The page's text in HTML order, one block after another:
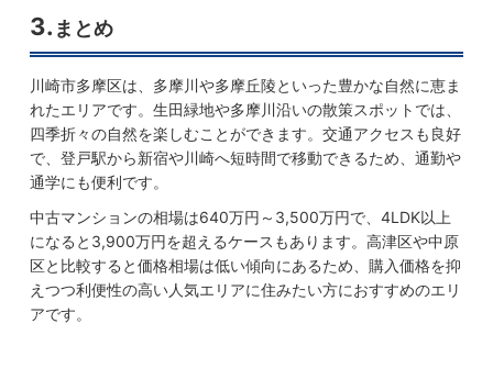
3. まとめ
川崎市多摩区は、多摩川や多摩丘陵といった豊かな自然に恵ま
れたエリアです。生田緑地や多摩川沿いの散策スポットでは、
四季折々の自然を楽しむことができます。交通アクセスも良好
で、登戸駅から新宿や川崎へ短時間で移動できるため、通勤や
通学にも便利です。
中古マンションの相場は640万円～3,500万円で、4LDK以上
になると3,900万円を超えるケースもあります。高津区や中原
区と比較すると価格相場は低い傾向にあるため、購入価格を抑
えつつ利便性の高い人気エリアに住みたい方におすすめのエリ
アです。